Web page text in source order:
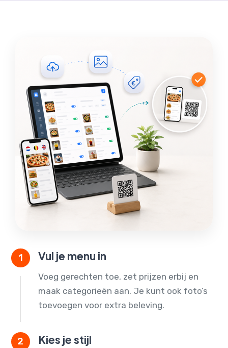
1 Vul je menu in
Voeg gerechten toe, zet prijzen erbij en
maak categorieën aan. Je kunt ook foto’s
toevoegen voor extra beleving.
2 Kies je stijl